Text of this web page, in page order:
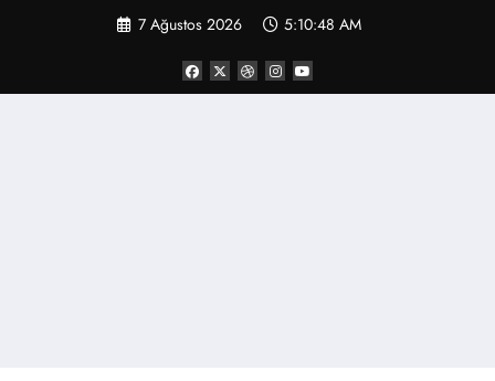
7 Ağustos 2026 5:10:48 AM